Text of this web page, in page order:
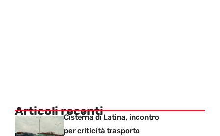
Articoli recentiCisterna di Latina, incontro
per criticità trasporto